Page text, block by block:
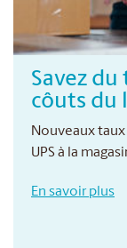
Savez du
côuts du
Nouveaux
UPS à la
En savoir plus